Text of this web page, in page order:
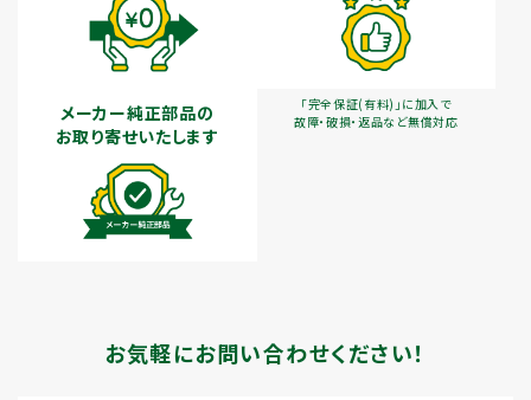
「完全保証(有料)」に加入で
故障・破損・返品など無償対応
メーカー純正部品の
お取り寄せいたします
お気軽にお問い合わせください！